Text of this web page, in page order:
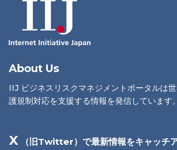
About Us
IIJ ビジネスリスクマネジメントポータルは
護規制対応を支援する情報を発信しています。
X （旧Twitter）で最新情報をキャッチ